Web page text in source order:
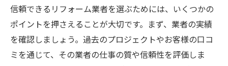
信頼できるリフォーム業者を選ぶためには、いくつかの
ポイントを押さえることが大切です。まず、業者の実績
を確認しましょう。過去のプロジェクトやお客様の口コ
ミを通じて、その業者の仕事の質や信頼性を評価しま